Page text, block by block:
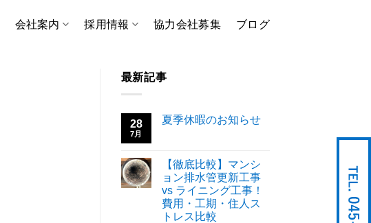
会社案内 採用情報 協力会社募集 ブログ
最新記事
28
7月
夏季休暇のお知らせ
【徹底比較】マンシ
ョン排水管更新工事
vs ライニング工事！
費用・工期・住人ス
トレス比較